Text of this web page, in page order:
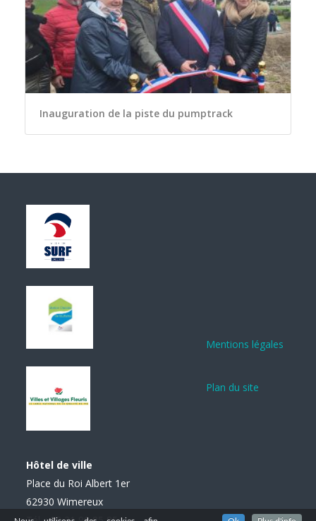
Inauguration de la piste du pumptrack
Hôtel de ville
Place du Roi Albert 1er
62930 Wimereux
Mentions légales
Plan du site